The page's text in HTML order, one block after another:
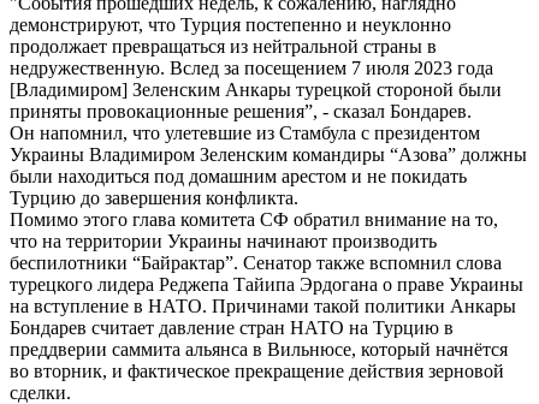
демонстрируют, что Турция постепенно и неуклонно
продолжает превращаться из нейтральной страны в
недружественную. Вслед за посещением 7 июля 2023 года
[Владимиром] Зеленским Анкары турецкой стороной были
приняты провокационные решения”, - сказал Бондарев.
Он напомнил, что улетевшие из Стамбула с президентом
Украины Владимиром Зеленским командиры “Азова” должны
были находиться под домашним арестом и не покидать
Турцию до завершения конфликта.
Помимо этого глава комитета СФ обратил внимание на то,
что на территории Украины начинают производить
беспилотники “Байрактар”. Сенатор также вспомнил слова
турецкого лидера Реджепа Тайипа Эрдогана о праве Украины
на вступление в НАТО. Причинами такой политики Анкары
Бондарев считает давление стран НАТО на Турцию в
преддверии саммита альянса в Вильнюсе, который начнётся
во вторник, и фактическое прекращение действия зерновой
сделки.